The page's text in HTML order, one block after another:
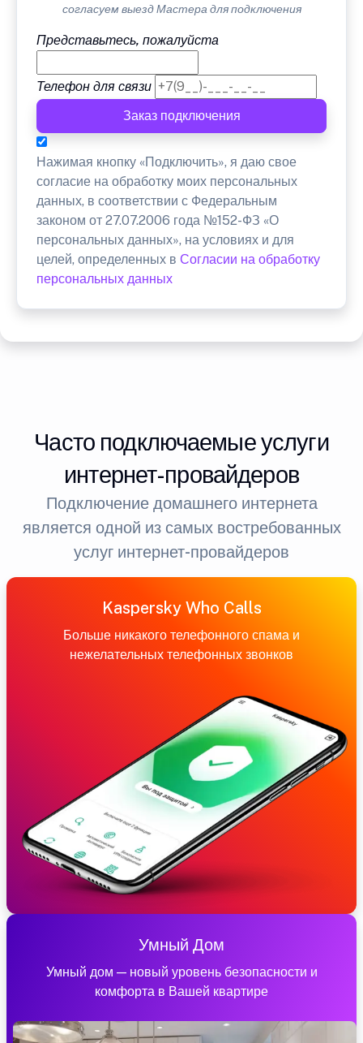
согласуем выезд Мастера для подключения
Представьтесь, пожалуйста
Телефон для связи
Заказ подключения
Нажимая кнопку «Подключить», я даю свое
согласие на обработку моих персональных
данных, в соответствии с Федеральным
законом от 27.07.2006 года №152-ФЗ «О
персональных данных», на условиях и для
целей, определенных в Согласии на обработку
персональных данных
Часто подключаемые услуги
интернет-провайдеров
Подключение домашнего интернета
является одной из самых востребованных
услуг интернет-провайдеров
Kaspersky Who Calls
Больше никакого телефонного спама и
нежелательных телефонных звонков
Умный Дом
Умный дом — новый уровень безопасности и
комфорта в Вашей квартире